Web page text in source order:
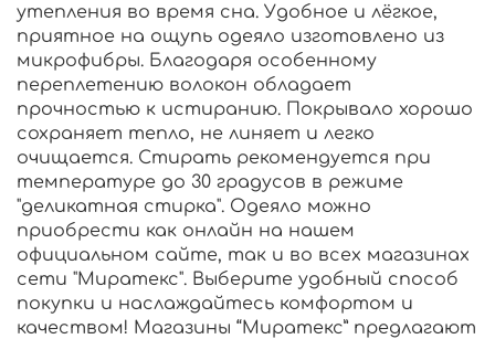
утепления во время сна. Удобное и лёгкое,
приятное на ощупь одеяло изготовлено из
микрофибры. Благодаря особенному
переплетению волокон обладает
прочностью к истиранию. Покрывало хорошо
сохраняет тепло, не линяет и легко
очищается. Стирать рекомендуется при
температуре до 30 градусов в режиме
"деликатная стирка". Одеяло можно
приобрести как онлайн на нашем
официальном сайте, так и во всех магазинах
сети "Миратекс". Выберите удобный способ
покупки и наслаждайтесь комфортом и
качеством! Магазины “Миратекс” предлагают